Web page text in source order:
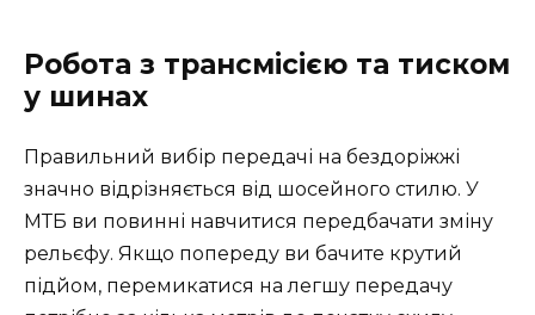
Робота з трансмісією та тиском
у шинах
Правильний вибір передачі на бездоріжжі
значно відрізняється від шосейного стилю. У
МТБ ви повинні навчитися передбачати зміну
рельєфу. Якщо попереду ви бачите крутий
підйом, перемикатися на легшу передачу